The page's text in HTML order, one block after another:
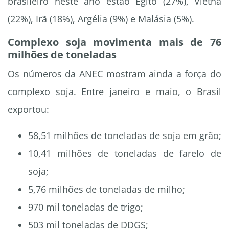
(22%), Irã (18%), Argélia (9%) e Malásia (5%).
Complexo soja movimenta mais de 76
milhões de toneladas
Os números da ANEC mostram ainda a força do
complexo soja. Entre janeiro e maio, o Brasil
exportou:
58,51 milhões de toneladas de soja em grão;
10,41 milhões de toneladas de farelo de
soja;
5,76 milhões de toneladas de milho;
970 mil toneladas de trigo;
503 mil toneladas de DDGS;